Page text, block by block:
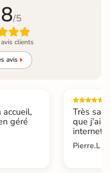
/5
clients
avis
géré
Très
que j'ai
internet....
Pierre.L -